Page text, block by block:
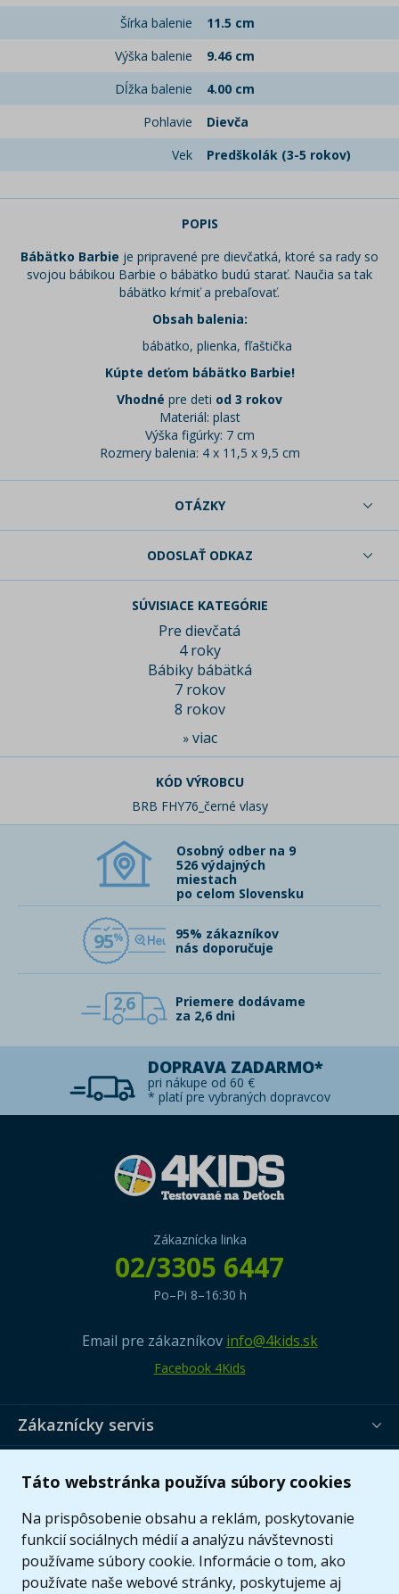
Táto webstránka používa súbory cookies
Na prispôsobenie obsahu a reklám, poskytovanie
funkcií sociálnych médií a analýzu návštevnosti
používame súbory cookie. Informácie o tom, ako
používate naše webové stránky, poskytujeme aj
Šírka balenie
11.5 cm
Výška balenie
9.46 cm
Dĺžka balenie
4.00 cm
Pohlavie
Dievča
Vek
Predškolák (3-5 rokov)
POPIS
Bábätko Barbie je pripravené pre dievčatká, ktoré sa rady so
svojou bábikou Barbie o bábätko budú starať. Naučia sa tak
bábätko kŕmiť a prebaľovať.
Obsah balenia:
bábätko, plienka, fľaštička
Kúpte deťom bábätko Barbie!
Vhodné pre deti od 3 rokov
Materiál: plast
Výška figúrky: 7 cm
Rozmery balenia: 4 x 11,5 x 9,5 cm
OTÁZKY
ODOSLAŤ ODKAZ
SÚVISIACE KATEGÓRIE
Pre dievčatá
4 roky
Bábiky bábätká
7 rokov
8 rokov
» viac
KÓD VÝROBCU
BRB FHY76_černé vlasy
Osobný odber na 9
526 výdajných
miestach
po celom Slovensku
95
95% zákazníkov
nás doporučuje
2,6
Priemere dodávame
za 2,6 dni
DOPRAVA ZADARMO*
pri nákupe od 60 €
* platí pre vybraných dopravcov
Zákaznícka linka
02/3305 6447
Po–Pi 8–16:30 h
Email pre zákazníkov info@4kids.sk
Facebook 4Kids
Zákaznícky servis